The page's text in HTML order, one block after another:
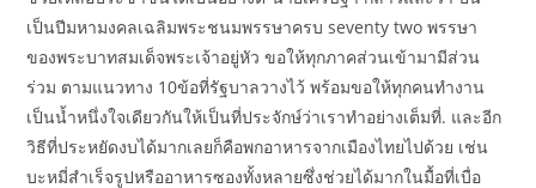
เป็นปีมหามงคลเฉลิมพระชนมพรรษาครบ seventy two พรรษา
ของพระบาทสมเด็จพระเจ้าอยู่หัว ขอให้ทุกภาคส่วนเข้ามามีส่วน
ร่วม ตามแนวทาง 10ข้อที่รัฐบาลวางไว้ พร้อมขอให้ทุกคนทำงาน
เป็นน้ำหนึ่งใจเดียวกันให้เป็นที่ประจักษ์ว่าเราทำอย่างเต็มที่. และอีก
วิธีที่ประหยัดงบได้มากเลยก็คือพกอาหารจากเมืองไทยไปด้วย เช่น
บะหมี่สำเร็จรูปหรืออาหารซองทั้งหลายซึ่งช่วยได้มากในมื้อที่เบื่อ